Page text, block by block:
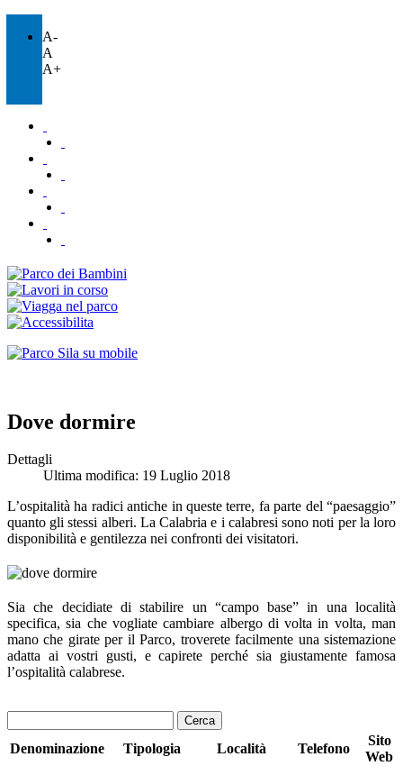
A-
A
A+
Dove dormire
Dettagli
Ultima modifica: 19 Luglio 2018
L’ospitalità ha radici antiche in queste terre, fa parte del “paesaggio”
quanto gli stessi alberi. La Calabria e i calabresi sono noti per la loro
disponibilità e gentilezza nei confronti dei visitatori.
Sia che decidiate di stabilire un “campo base” in una località
specifica, sia che vogliate cambiare albergo di volta in volta, man
mano che girate per il Parco, troverete facilmente una sistemazione
adatta ai vostri gusti, e capirete perché sia giustamente famosa
l’ospitalità calabrese.
Cerca
Denominazione Tipologia Località Telefono
Sito
Web